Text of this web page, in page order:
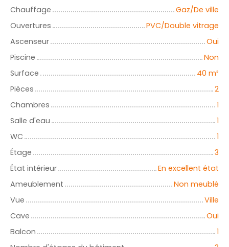
Chauffage
Gaz/De ville
Ouvertures
PVC/Double vitrage
Ascenseur
Oui
Piscine
Non
Surface
40 m²
Pièces
2
Chambres
1
Salle d'eau
1
WC
1
Étage
3
État intérieur
En excellent état
Ameublement
Non meublé
Vue
Ville
Cave
Oui
Balcon
1